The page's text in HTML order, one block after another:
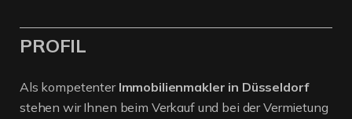
PROFIL
Als kompetenter Immobilienmakler in Düsseldorf
stehen wir Ihnen beim Verkauf und bei der Vermietung